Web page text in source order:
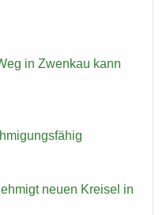
in Zwenkau kann
neuen Krei­sel in